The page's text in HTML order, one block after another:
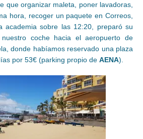
que organizar maleta, poner lavadoras,
hora, recoger un paquete en Correos,
academia sobre las 12:20, preparó su
coche hacia el aeropuerto de
donde habíamos reservado una plaza
por 53€ (parking propio de AENA).